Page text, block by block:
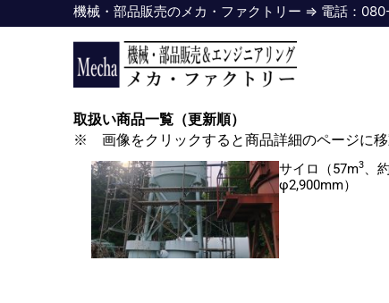
機械・部品販売のメカ・ファクトリー ⇒ 電話：
取扱い商品一覧（更新順）
※ 画像をクリックすると商品詳細のページに移
サイロ（57m3、約
φ2,900mm）